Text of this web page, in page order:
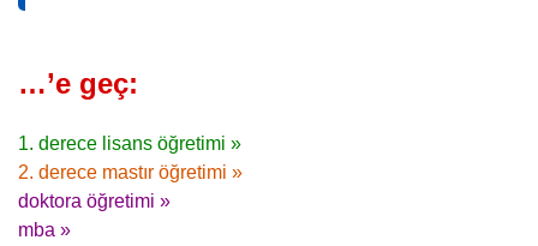
…’e geç:
1. derece lisans öğretimi »
2. derece mastır öğretimi »
doktora öğretimi »
mba »